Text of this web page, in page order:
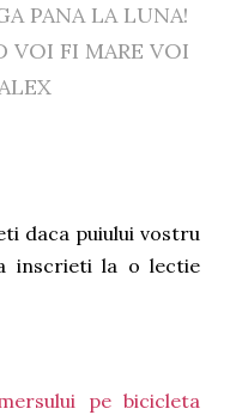
PANA LA LUNA!
VOI FI MARE VOI
daca puiului vostru
inscrieti la o lectie
pe bicicleta